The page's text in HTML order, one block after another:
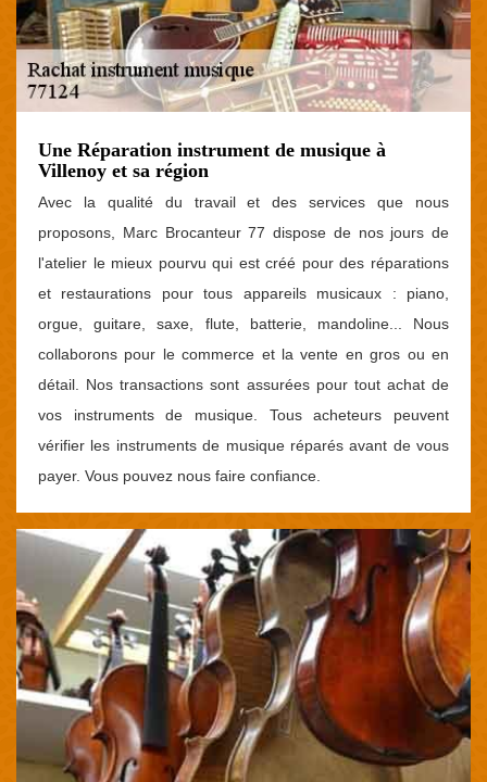
Une Réparation instrument de musique à
Villenoy et sa région
Avec la qualité du travail et des services que nous
proposons, Marc Brocanteur 77 dispose de nos jours de
l'atelier le mieux pourvu qui est créé pour des réparations
et restaurations pour tous appareils musicaux : piano,
orgue, guitare, saxe, flute, batterie, mandoline... Nous
collaborons pour le commerce et la vente en gros ou en
détail. Nos transactions sont assurées pour tout achat de
vos instruments de musique. Tous acheteurs peuvent
vérifier les instruments de musique réparés avant de vous
payer. Vous pouvez nous faire confiance.